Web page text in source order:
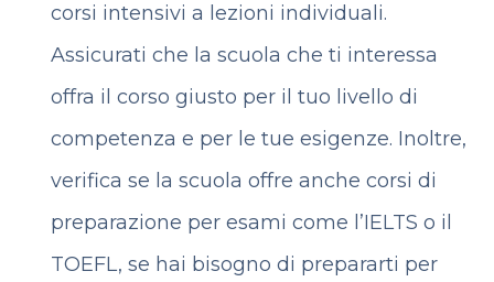
corsi intensivi a lezioni individuali.
Assicurati che la scuola che ti interessa
offra il corso giusto per il tuo livello di
competenza e per le tue esigenze. Inoltre,
verifica se la scuola offre anche corsi di
preparazione per esami come l’IELTS o il
TOEFL, se hai bisogno di prepararti per